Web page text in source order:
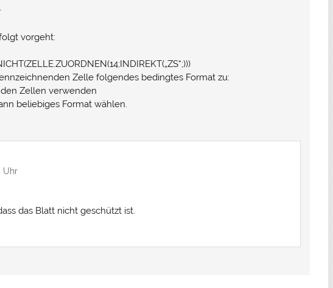
vorgeht:
Zelle folgendes bedingtes Format zu:
Zellen verwenden
beliebiges Format wählen.
Uhr
das Blatt nicht geschützt ist.